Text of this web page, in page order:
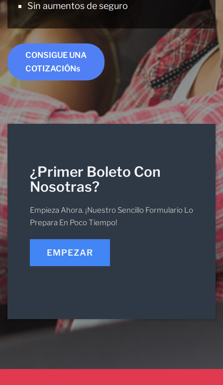
Sin aumentos de seguro
CONSIGUE UNA
COTIZACIÓNs
¿Primer Boleto Con
Nosotras?
Empieza Ahora. ¡Nuestro Sencillo Formulario Lo
Prepara En Poco Tiempo!
EMPEZAR